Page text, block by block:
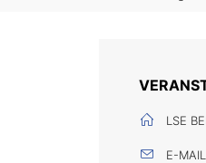
LSE
E-MAIL